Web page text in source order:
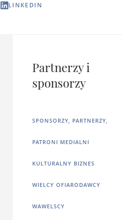
LINKEDIN
Partnerzy i
sponsorzy
SPONSORZY, PARTNERZY,
PATRONI MEDIALNI
KULTURALNY BIZNES
WIELCY OFIARODAWCY
WAWELSCY